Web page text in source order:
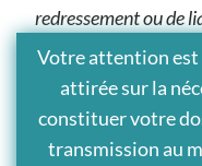
redressement ou de
Votre attention est
attirée sur la
constituer votre
transmission au